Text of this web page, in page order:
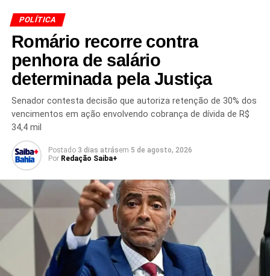
Redação Saiba+
TÓPICOS RELACIONADOS
BRASÍLIA
DANIEL VORCARO
DOCUMENTOS AMBIENTAIS
HENRIQUE VORCARO
INVESTIGAÇÃO CRIMINAL
INVESTIGAÇÃO PF
MEIO AMBIENTE
MOTORISTA DANIEL VORCARO
NOTÍCIAS DE POLÍTICA
OPERAÇÃO POLÍCIA FEDERAL
PF
POLÍCIA FEDERAL
POLÍTICA BRASILEIRA
PROJETOS AMBIENTAIS
SENADOR CIRO NOGUEIRA
SIDNEY SANTOS
POLÍTICA
Romário recorre contra
penhora de salário
determinada pela Justiça
Senador contesta decisão que autoriza retenção de 30% dos
vencimentos em ação envolvendo cobrança de dívida de R$
34,4 mil
Postado 3 dias atrásem 5 de agosto, 2026
Por Redação Saiba+